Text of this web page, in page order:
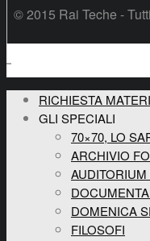
© 2015 Rai Teche -
RICHIESTA
GLI SPECIALI
70×70, LO
ARCHIVIO
DOMENICA
FILOSOFI